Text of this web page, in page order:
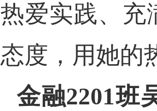
热爱实践、充
态度，用她的
金融2201班